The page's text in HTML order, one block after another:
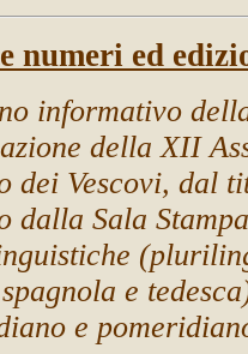
numeri ed
informativo
della XII
dei Vescovi, dal
dalla Sala
e
e